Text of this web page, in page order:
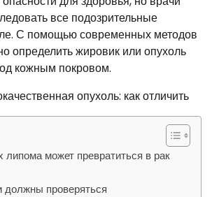
все подозрительные
С помощью современных методов
определить жировик или опухоль
кожным покровом.
липома может превратиться в рак
должны проверяться